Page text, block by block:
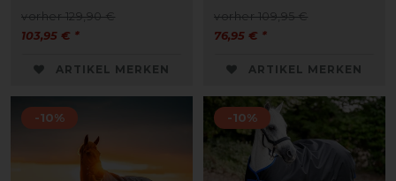
vorher 129,90 €
103,95 € *
ARTIKEL MERKEN
vorher 109,95 €
76,95 € *
ARTIKEL MERKEN
-10% -10%